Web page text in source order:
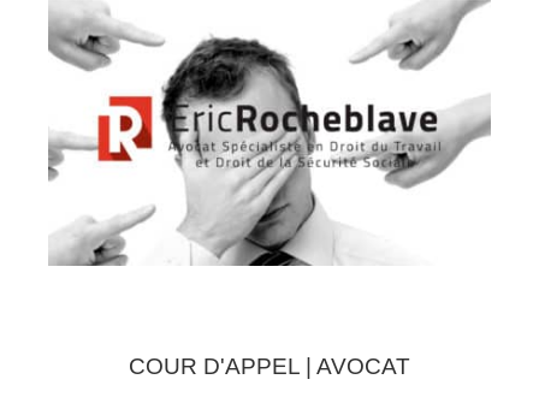
COUR D'APPEL | AVOCAT